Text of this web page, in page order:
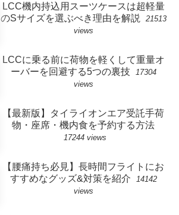
LCC機内持込用スーツケースは超軽量
のSサイズを選ぶべき理由を解説
21513
views
LCCに乗る前に荷物を軽くして重量オ
ーバーを回避する5つの裏技
17304
views
【最新版】タイライオンエア受託手荷
物・座席・機内食を予約する方法
17244 views
【腰痛持ち必見】長時間フライトにお
すすめなグッズ&対策を紹介
14142
views